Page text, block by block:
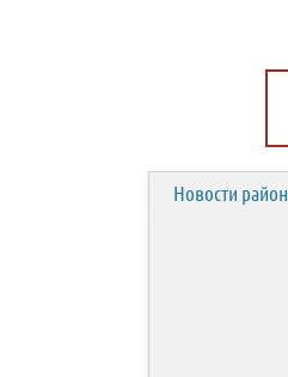
Новости